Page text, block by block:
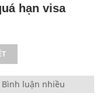
hạn visa
Bình luận nhiều